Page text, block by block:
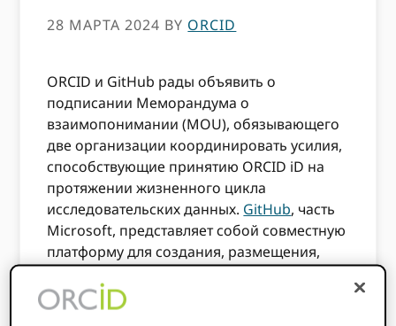
28 МАРТА 2024 BY ORCID
ORCID и GitHub рады объявить о
подписании Меморандума о
взаимопонимании (MOU), обязывающего
две организации координировать усилия,
способствующие принятию ORCID iD на
протяжении жизненного цикла
исследовательских данных. GitHub, часть
Microsoft, представляет собой совместную
платформу для создания, размещения,
управления и обмена кодом,
используемую программистами,
исследователями и технологическими